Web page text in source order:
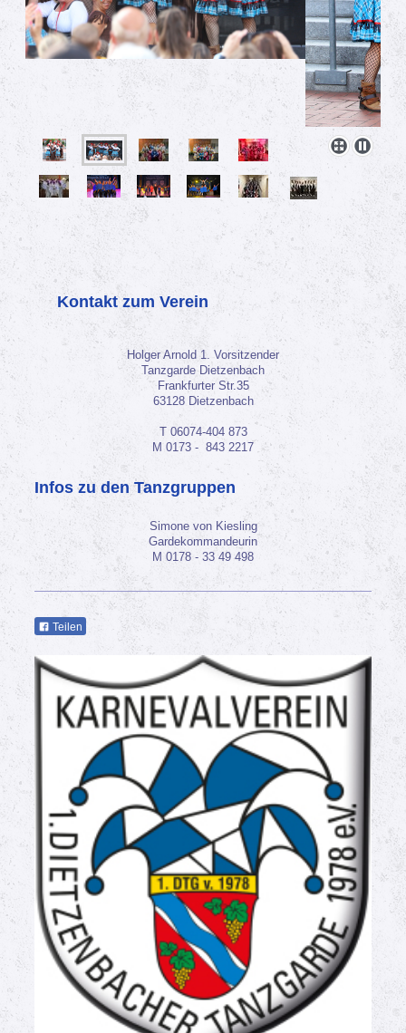
Kontakt zum Verein
Holger Arnold 1. Vorsitzender
Tanzgarde Dietzenbach
Frankfurter Str.35
63128 Dietzenbach
T 06074-404 873
M 0173 - 843 2217
Infos zu den Tanzgruppen
Simone von Kiesling
Gardekommandeurin
M 0178 - 33 49 498
Teilen